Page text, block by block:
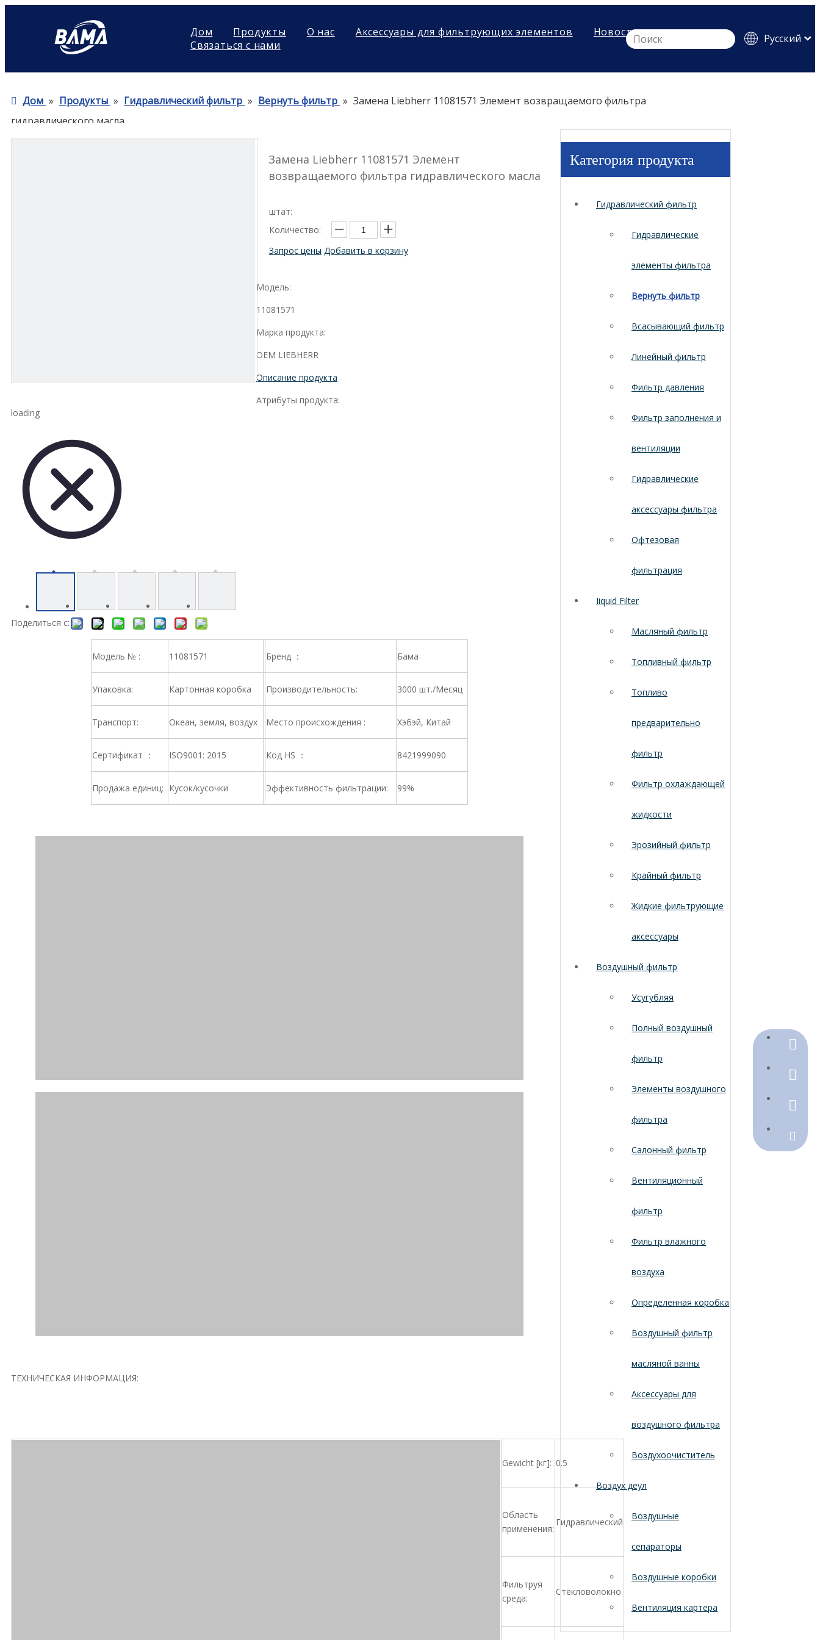
Дом Продукты О нас Аксессуары для фильтрующих элементов
Новости
Связаться с нами
Pусский
Дом » Продукты » Гидравлический фильтр » Вернуть фильтр » Замена Liebherr 11081571 Элемент возвращаемого фильтра
гидравлического масла
loading
Поделиться с:
Замена Liebherr 11081571 Элемент
возвращаемого фильтра гидравлического масла
штат:
Количество:
Запрос цены Добавить в корзину
Модель:
11081571
Марка продукта:
OEM LIEBHERR
Описание продукта
Атрибуты продукта:
Модель № : 11081571 Бренд ： Бама
Упаковка: Картонная коробка Производительность: 3000 шт./Месяц
Транспорт: Океан, земля, воздух Место происхождения : Хэбэй, Китай
Сертификат ： ISO9001: 2015 Код HS ： 8421999090
Продажа единиц: Кусок/кусочки Эффективность фильтрации: 99%
ТЕХНИЧЕСКАЯ ИНФОРМАЦИЯ:
Gewicht [кг]: 0.5
Область
применения:
Гидравлический
Фильтруя
среда:
Стекловолокно
Категория продукта
Гидравлический фильтр
Гидравлические
элементы фильтра
Вернуть фильтр
Всасывающий фильтр
Линейный фильтр
Фильтр давления
Фильтр заполнения и
вентиляции
Гидравлические
аксессуары фильтра
Офтезовая
фильтрация
Iiquid Filter
Масляный фильтр
Топливный фильтр
Топливо
предварительно
фильтр
Фильтр охлаждающей
жидкости
Эрозийный фильтр
Крайный фильтр
Жидкие фильтрующие
аксессуары
Воздушный фильтр
Усугубляя
Полный воздушный
фильтр
Элементы воздушного
фильтра
Салонный фильтр
Вентиляционный
фильтр
Фильтр влажного
воздуха
Определенная коробка
Воздушный фильтр
масляной ванны
Аксессуары для
воздушного фильтра
Воздухоочиститель
Воздух деул
Воздушные
сепараторы
Воздушные коробки
Вентиляция картера
+86-